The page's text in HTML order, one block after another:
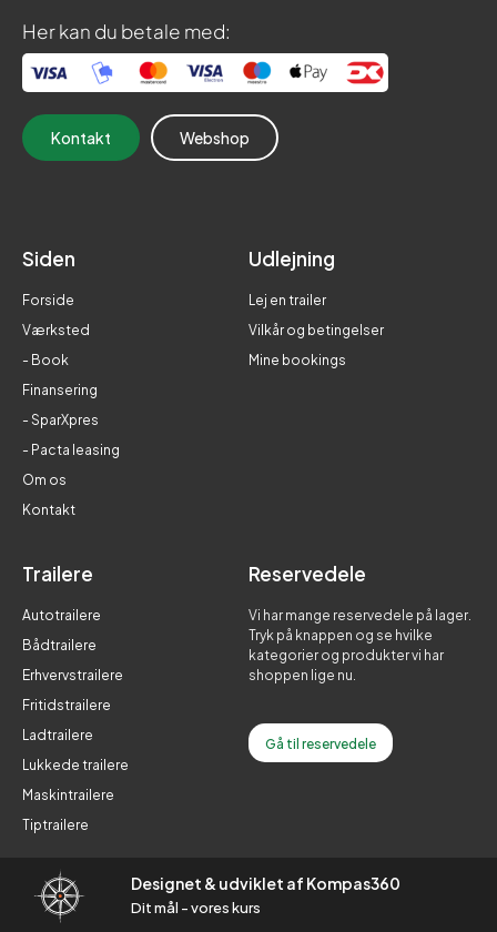
Her kan du betale med:
Kontakt Webshop
Siden
Forside
Værksted
- Book
Finansering
- SparXpres
- Pacta leasing
Om os
Kontakt
Udlejning
Lej en trailer
Vilkår og betingelser
Mine bookings
Trailere
Autotrailere
Bådtrailere
Erhvervstrailere
Fritidstrailere
Ladtrailere
Lukkede trailere
Maskintrailere
Tiptrailere
Reservedele
Vi har mange reservedele på lager.
Tryk på knappen og se hvilke
kategorier og produkter vi har
shoppen lige nu.
Gå til reservedele
Designet & udviklet af Kompas360
Dit mål - vores kurs